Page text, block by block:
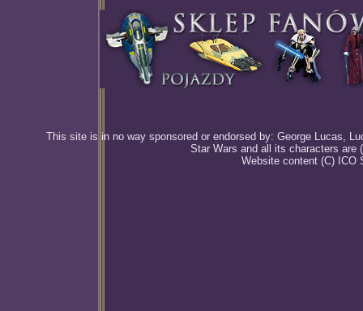
This site is in no way sponsored or endorsed by: George Lucas,
Star Wars and all its characters are
Website content (C) ICO